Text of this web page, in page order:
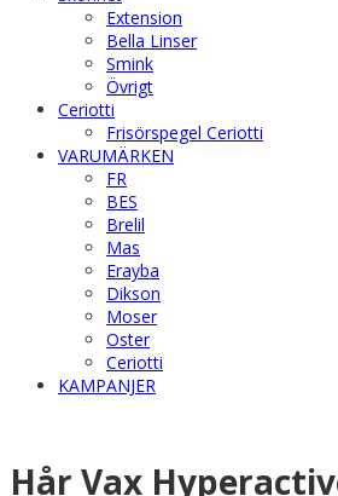
Extension
Bella Linser
Smink
Övrigt
Ceriotti
Frisörspegel Ceriotti
VARUMÄRKEN
FR
BES
Brelil
Mas
Erayba
Dikson
Moser
Oster
Ceriotti
KAMPANJER
Hår Vax